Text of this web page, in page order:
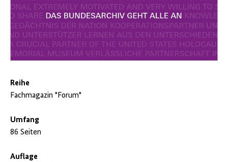
Reihe
Fachmagazin "Forum"
Umfang
86 Seiten
Auflage